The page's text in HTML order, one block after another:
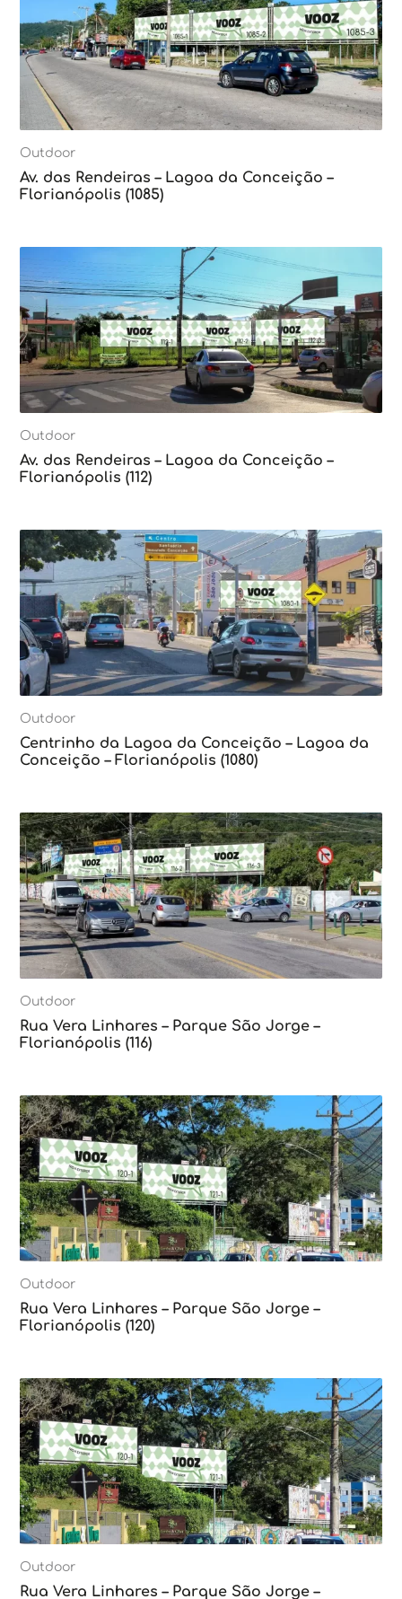
Outdoor
Av. das Rendeiras – Lagoa da Conceição –
Florianópolis (1085)
Outdoor
Av. das Rendeiras – Lagoa da Conceição –
Florianópolis (112)
Outdoor
Centrinho da Lagoa da Conceição – Lagoa da
Conceição – Florianópolis (1080)
Outdoor
Rua Vera Linhares – Parque São Jorge –
Florianópolis (116)
Outdoor
Rua Vera Linhares – Parque São Jorge –
Florianópolis (120)
Outdoor
Rua Vera Linhares – Parque São Jorge –